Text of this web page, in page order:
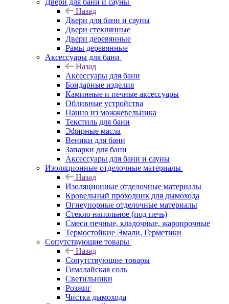
Двери для бани и сауны
Назад
Двери для бани и сауны
Двери стеклянные
Двери деревянные
Рамы деревянные
Аксессуары для бани
Назад
Аксессуары для бани
Бондарные изделия
Каминные и печные аксессуары
Обливные устройства
Панно из можжевельника
Текстиль для бани
Эфирные масла
Веники для бани
Запарки для бани
Аксессуары для бани и сауны
Изоляционные отделочные материалы
Назад
Изоляционные отделочные материалы
Кровельный проходник для дымохода
Огнеупорные отделочные материалы
Стекло напольное (под печь)
Смеси печные, кладочные, жаропрочные
Термостойкие Эмали, Герметики
Сопутствующие товары
Назад
Сопутствующие товары
Гималайская соль
Светильники
Розжиг
Чистка дымохода